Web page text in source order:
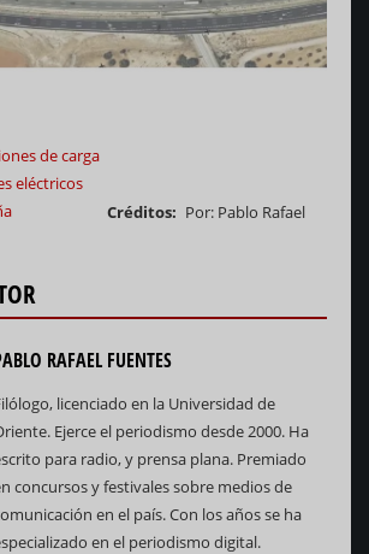
de carga
eléctricos
Créditos
Por: Pablo Rafael
RAFAEL FUENTES
licenciado en la Universidad de
Ejerce el periodismo desde 2000. Ha
para radio, y prensa plana. Premiado
concursos y festivales sobre medios de
en el país. Con los años se ha
en el periodismo digital.